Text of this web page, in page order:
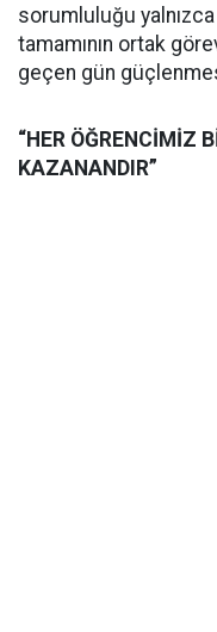
sorumluluğu
tamamının ortak
geçen gün
“HER ÖĞRENCİMİZ
KAZANANDIR”